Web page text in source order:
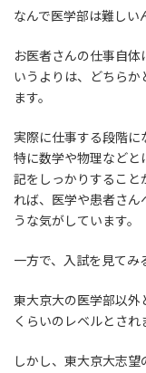
なんで医学部は難しい
お医者さんの仕事自
いうよりは、どちらか
ます。
実際に仕事する段階に
特に数学や物理などと
記をしっかりすること
れば、医学や患者さん
うな気がしています。
一方で、入試を見てみ
東大京大の医学部以外
くらいのレベルとされ
しかし、東大京大志